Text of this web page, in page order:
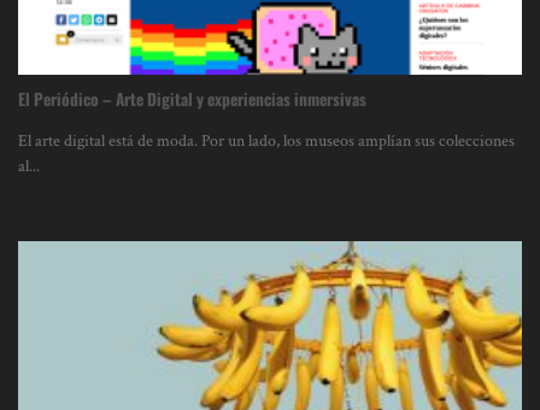
El Periódico – Arte Digital y experiencias inmersivas
El arte digital está de moda. Por un lado, los museos amplían sus colecciones
al...